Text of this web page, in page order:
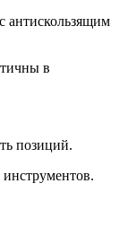
антискользящим
в
позиций.